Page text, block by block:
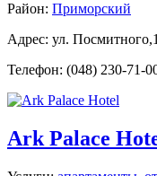
Район: Приморский
Адрес: ул.
Телефон: (048) 230-71-
Ark Palace